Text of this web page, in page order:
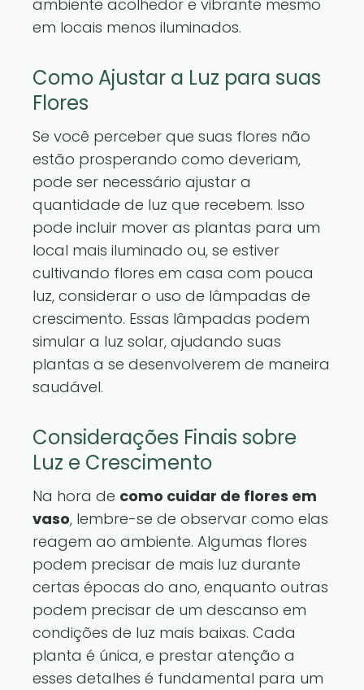
ambiente acolhedor e vibrante mesmo
em locais menos iluminados.
Como Ajustar a Luz para suas
Flores
Se você perceber que suas flores não
estão prosperando como deveriam,
pode ser necessário ajustar a
quantidade de luz que recebem. Isso
pode incluir mover as plantas para um
local mais iluminado ou, se estiver
cultivando flores em casa com pouca
luz, considerar o uso de lâmpadas de
crescimento. Essas lâmpadas podem
simular a luz solar, ajudando suas
plantas a se desenvolverem de maneira
saudável.
Considerações Finais sobre
Luz e Crescimento
Na hora de como cuidar de flores em
vaso, lembre-se de observar como elas
reagem ao ambiente. Algumas flores
podem precisar de mais luz durante
certas épocas do ano, enquanto outras
podem precisar de um descanso em
condições de luz mais baixas. Cada
planta é única, e prestar atenção a
esses detalhes é fundamental para um